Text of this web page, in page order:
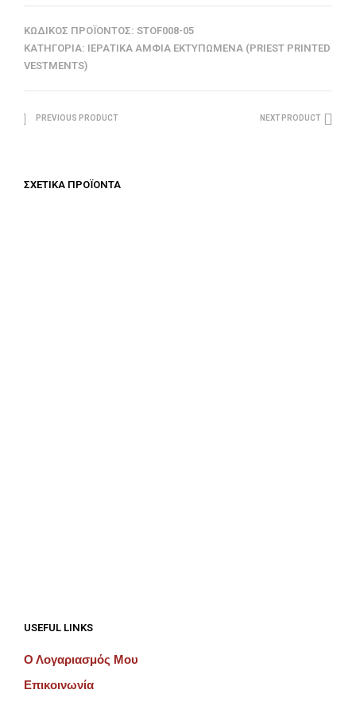
ΚΩΔΙΚΌΣ ΠΡΟΪΌΝΤΟΣ: STOF008-05
ΚΑΤΗΓΟΡΊΑ: ΙΕΡΑΤΙΚΆ ΆΜΦΙΑ ΕΚΤΥΠΩΜΈΝΑ (PRIEST PRINTED
VESTMENTS)
PREVIOUS PRODUCT NEXT PRODUCT
ΣΧΕΤΙΚΆ ΠΡΟΪΌΝΤΑ
USEFUL LINKS
Ο Λογαριασμός Μου
Επικοινωνία